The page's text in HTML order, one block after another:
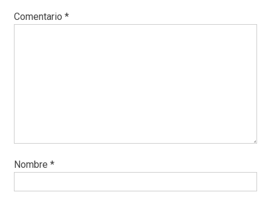
Comentario *
Nombre *